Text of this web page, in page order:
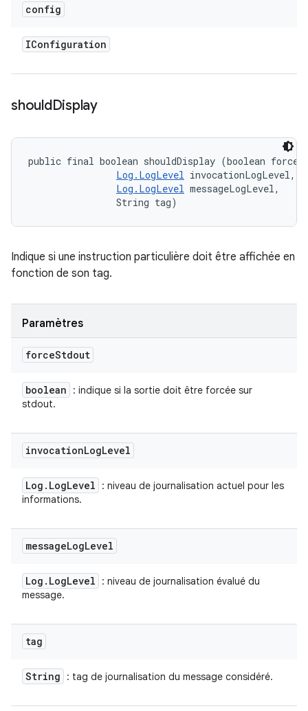
config
IConfiguration
shouldDisplay
public final boolean shouldDisplay (boolean
Log.LogLevel invocationLogLevel,
Log.LogLevel messageLogLevel,
                String tag)
Indique si une instruction particulière doit être affichée en
fonction de son tag.
Paramètres
forceStdout
boolean
: indique si la sortie doit être forcée sur
stdout.
invocationLogLevel
Log . LogLevel
: niveau de journalisation actuel pour les
informations.
messageLogLevel
Log . LogLevel
: niveau de journalisation évalué du
message.
tag
String : tag de journalisation du message considéré.